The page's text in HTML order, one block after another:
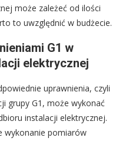
może zależeć od ilości
to uwzględnić w budżecie.
G1 w
elektrycznej
uprawnienia, czyli
grupy G1, może wykonać
instalacji elektrycznej.
wykonanie pomiarów